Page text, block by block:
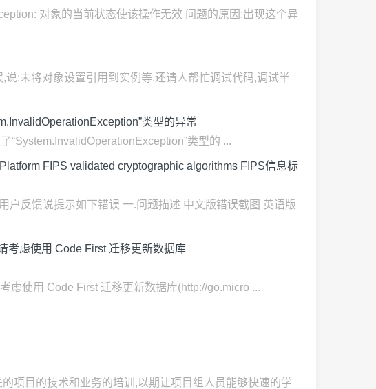
对象的当前状态使该操作无效 问题的原因:出现这个异
:未将对象设置引用到实例等.还请人帮忙调试代码,调试半
类型的异常
“System.InvalidOperationException”类型的 ...
FIPS validated cryptographic algorithms FIPS信息标
户反馈说提示如下错误 一.问题描述 中文版错误截图 英语版
考虑使用 Code First 迁移更新数据库
虑使用 Code First 迁移更新数据库(http://go.micro ...
项目的技术和业务的培训,以期让项目组人员能够快速的学